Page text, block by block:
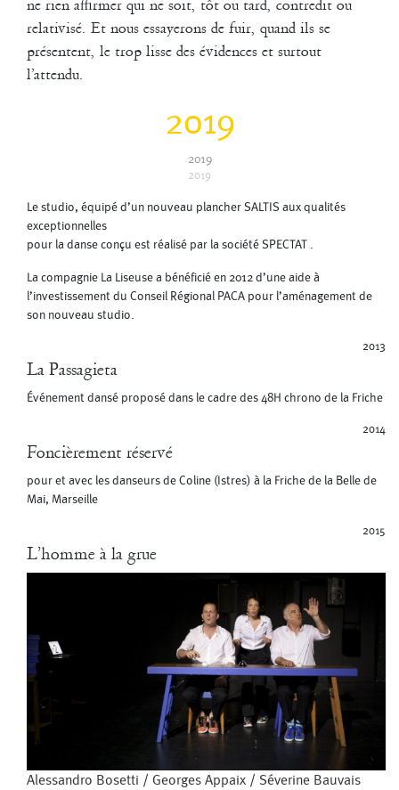
ne rien affirmer qui ne soit, tôt ou tard, contredit ou
relativisé. Et nous essayerons de fuir, quand ils se
présentent, le trop lisse des évidences et surtout
l’attendu.
2019
2019
2019
En juillet 2012, la compagnie s’installait dans de nouveaux locaux à La
Le studio, équipé d’un nouveau plancher SALTIS aux qualités
exceptionnelles
pour la danse conçu est réalisé par la société SPECTAT .
La compagnie La Liseuse a bénéficié en 2012 d’une aide à
l’investissement du Conseil Régional PACA pour l’aménagement de
son nouveau studio.
2013
La Passagieta
Événement dansé proposé dans le cadre des 48H chrono de la Friche
2014
Foncièrement réservé
pour et avec les danseurs de Coline (Istres) à la Friche de la Belle de
Mai, Marseille
2015
L’homme à la grue
Alessandro Bosetti / Georges Appaix / Séverine Bauvais